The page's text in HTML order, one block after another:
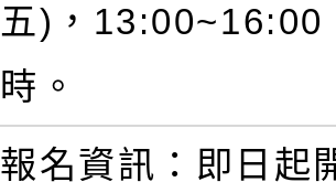
五)，13:00~16:00
時。
報名資訊：即日起